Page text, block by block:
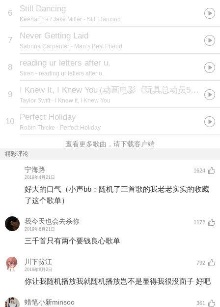
6 Still Dancing
Keenan Te / Jake Miller - Still Dancing
7 Never Getting Laid
Sabrina Carpenter - Man’s Best Friend
8 reading ur letters after u.
Siren - reading ur letters after u.
9 I Knew It, I Knew You (动画电影《玩具总动员5》原声单曲
Taylor Swift - I Knew It, I Knew You
10 Perfect Holiday
Robin Thicke - Perfect Holiday
查看更多歌曲，请下载客户端
精彩评论
宁海路
2019年4月21日
1624
好大的口气（小声bb：随机了三首歌的我老老实实的收藏
了这个歌单）
我今天也会去杀你
2019年6月21日
1172
三千首只有两个要钱良心歌单
川下贫江
2019年8月2日
792
你让我随机播放我就随机播放岂不是显得我很没面子 好吧
蜡笔小新minsoo 361